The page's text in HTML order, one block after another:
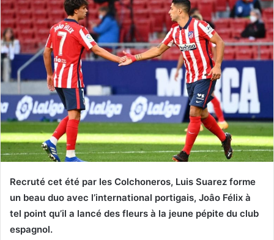
Recruté cet été par les Colchoneros, Luis Suarez forme
un beau duo avec l’international portigais, Joâo Félix à
tel point qu’il a lancé des fleurs à la jeune pépite du club
espagnol.